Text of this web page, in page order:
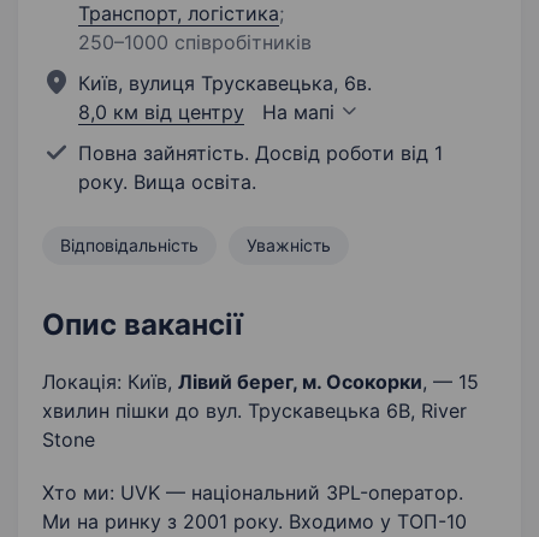
Транспорт, логістика;
250–1000 співробітників
Київ, вулиця Трускавецька, 6в.
8,0 км від центру
На мапі
Повна зайнятість. Досвід роботи від 1
року. Вища освіта.
Відповідальність Уважність
Опис вакансії
Локація: Київ, Лівий берег, м. Осокорки, — 15
хвилин пішки до вул. Трускавецька 6В, River
Stone
Хто ми: UVK — національний 3PL-оператор.
Ми на ринку з 2001 року. Входимо у ТОП-10